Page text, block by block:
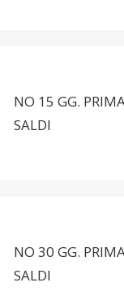
NO 15 GG.
SALDI
NO 30 GG.
SALDI